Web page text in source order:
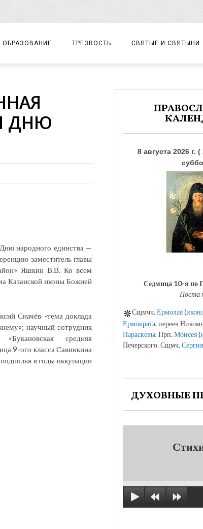
ОБРАЗОВАНИЕ
ЦЕНТР «ВОЗРОЖДЕНИЕ»
ДЕТСКИЙ ТУРИЗМ
ТРЕЗВОСТЬ СВЯТЫЕ И СВЯТЫНИ
ДНЮ
народного единства —
заместитель главы
Яшкин В.В. Ко всем
Казанской иконы Божией
Сначёв -тема доклада
научный сотрудник
средняя
9-ого класса Савинкина
в годы оккупации
8 августа 2026 г.
Седмица 10-я по
Поста
Сщмчч.Ермолая(
Ермократа, иереев
Параскевы. Прп.Моисея(
Печерского. Сщмч.Сергия
ДУХОВНЫЕ